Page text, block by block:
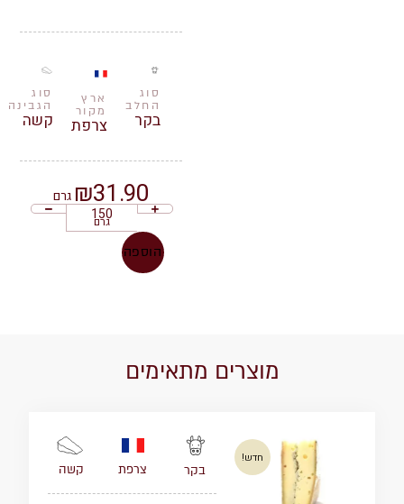
סוג
החלב
בקר
ארץ
מקור
צרפת
סוג
הגבינה
קשה
₪31.90 גרם
גרם
הוספה
מוצרים מתאימים
חדש!
בקר צרפת קשה